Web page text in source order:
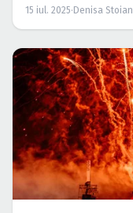
15 iul. 2025· Denisa Stoian